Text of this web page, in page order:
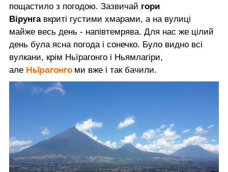
пощастило з погодою. Зазвичай гори
Вірунгавкриті густими хмарами, а на вулиці
майже весь день - напівтемрява. Для нас же цілий
день була ясна погода і сонечко. Було видно всі
вулкани, крім Ньїрагонго і Ньямлагіри,
але Ньїрагонго ми вже і так бачили.